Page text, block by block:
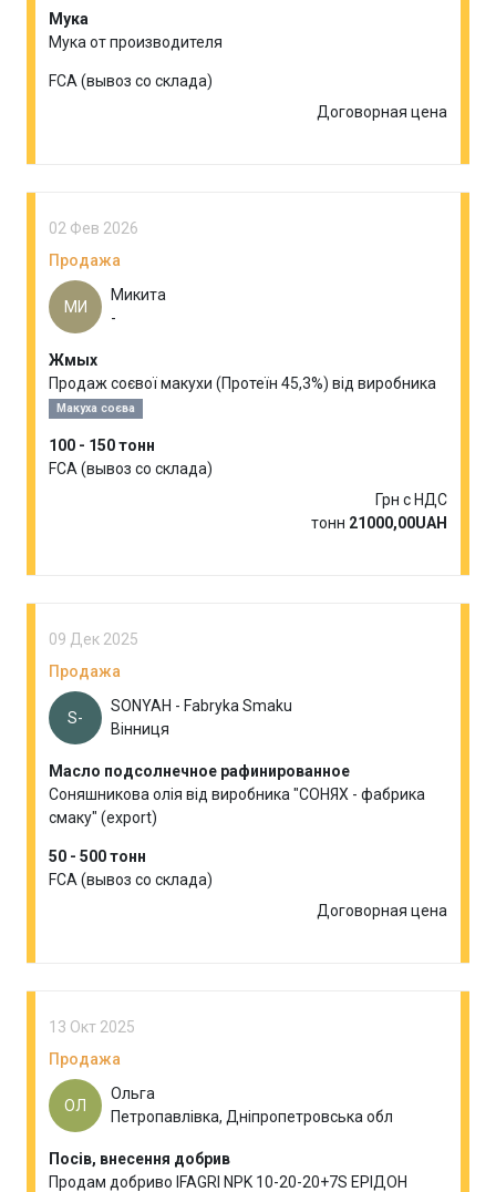
Мука
Мука от производителя
FCA (вывоз со склада)
Договорная цена
02 Фев 2026
Продажа
МИ
Микита
-
Жмых
Продаж соєвої макухи (Протеїн 45,3%) від виробника
Макуха соєва
100 - 150 тонн
FCA (вывоз со склада)
Грн с НДС
тонн 21000,00UAH
09 Дек 2025
Продажа
S-
SONYAH - Fabryka Smaku
Вінниця
Масло подсолнечное рафинированное
Соняшникова олія від виробника "СОНЯХ - фабрика
смаку" (export)
50 - 500 тонн
FCA (вывоз со склада)
Договорная цена
13 Окт 2025
Продажа
ОЛ
Ольга
Петропавлівка, Дніпропетровська обл
Посів, внесення добрив
Продам добриво IFAGRI NPK 10-20-20+7S ЕРІДОН